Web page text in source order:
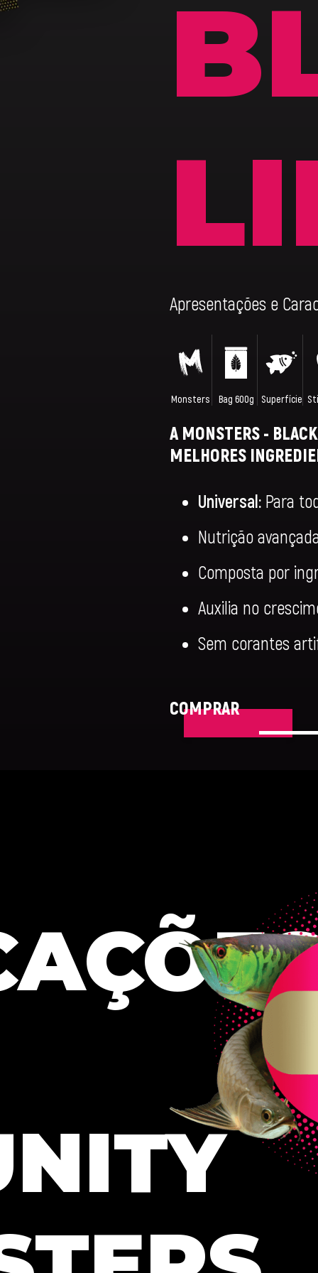
Apresentações e
Monsters Bag 600g Superfície
A MONSTERS -
MELHORES
Universal: Para
Nutrição
Composta por
Auxilia no
Sem corantes
COMPRAR